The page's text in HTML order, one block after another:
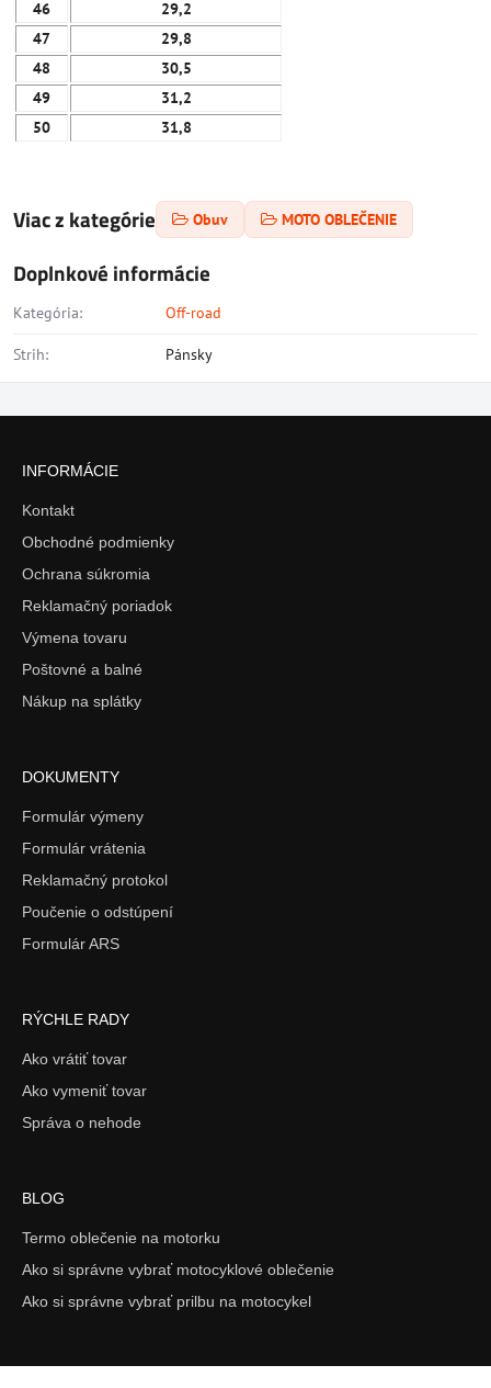
46
29,2
47
29,8
48
30,5
49
31,2
50
31,8
Viac z kategórie Obuv MOTO OBLEČENIE
Doplnkové informácie
Kategória: Off-road
Strih: Pánsky
INFORMÁCIE
Kontakt
Obchodné podmienky
Ochrana súkromia
Reklamačný poriadok
Výmena tovaru
Poštovné a balné
Nákup na splátky
DOKUMENTY
Formulár výmeny
Formulár vrátenia
Reklamačný protokol
Poučenie o odstúpení
Formulár ARS
RÝCHLE RADY
Ako vrátiť tovar
Ako vymeniť tovar
Správa o nehode
BLOG
Termo oblečenie na motorku
Ako si správne vybrať motocyklové oblečenie
Ako si správne vybrať prilbu na motocykel